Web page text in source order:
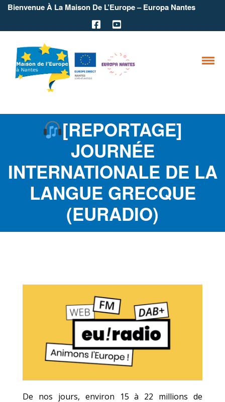
Bienvenue À La Maison De L’Europe – Europa Nantes
[REPORTAGE]
JOURNÉE
INTERNATIONALE DE LA
LANGUE GRECQUE
(EURADIO)
De nos jours, environ 15 à 22 millions de